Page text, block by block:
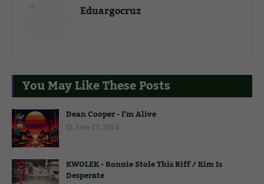
Eduargocruz
You May Like These Posts
Dean Cooper - I'm Alive
June 27, 2024
KWOLEK - Ronnie Stole This Riff / Kim Is
Desperate